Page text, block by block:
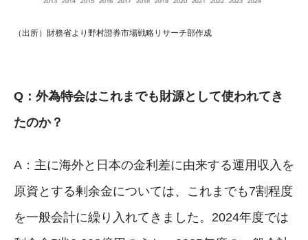
（出所）財務省より野村證券市場戦略リサーチ部作成
Q：外為特会はこれまでも財源として使われてき
たのか？
A：主に海外と日本の金利差に由来する運用収入を
原資とする剰余金については、これまでも7割程度
を一般会計に繰り入れてきました。2024年度では